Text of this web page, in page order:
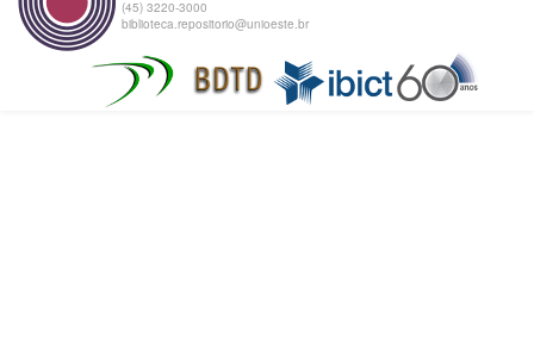
(45) 3220-3000
biblioteca.repositorio@unioeste.br